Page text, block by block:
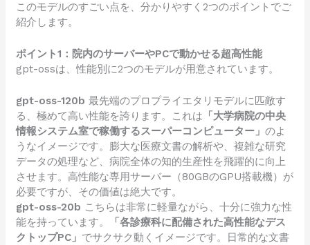
このモデルのすごい点を、分かりやすく2つのポイントでご
紹介します。
ポイント1：院内のサーバーやPCで動かせる超高性能
gpt-ossは、性能別に2つのモデルが用意されています。
gpt-oss-120b 最先端のプロプライエタリモデルに匹敵す
る、極めて高い性能を誇ります。これは 「大学病院の中央
情報システム室で稼働するスーパーコンピューター」のよ
うなイメージです。膨大な医療文書の解析や、複雑な研究
データの処理など、病院全体の知的生産性を飛躍的に向上
させます。高性能な専用サーバー（80GBのGPU搭載機）が
必要ですが、その価値は絶大です。
gpt-oss-20b こちらは非常に軽量ながら、十分に強力な性
能を持っています。
「各診療科に配備された高性能なデス
クトップPC」 でサクサク動くイメージです。日常的な文書